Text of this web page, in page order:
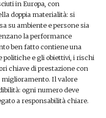
in Europa, con
doppia materialità: si
su ambiente e persone sia
la performance
ben fatto contiene una
politiche e gli obiettivi, i rischi
chiave di prestazione con
miglioramento. Il valore
ogni numero deve
a responsabilità chiare.